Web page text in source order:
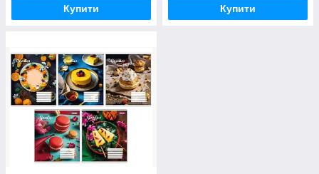
Купити Купити